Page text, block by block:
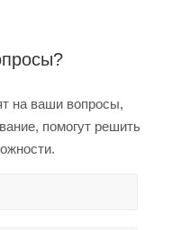
на ваши вопросы,
помогут решить